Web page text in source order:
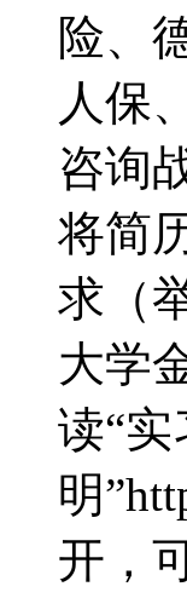
险、
人保
咨询
将简
求（
大学
读“
明
开，